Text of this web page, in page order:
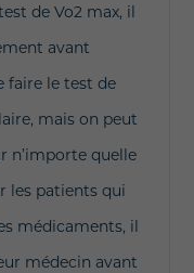
de Vo2 max, il
avant
faire le test de
mais on peut
n’importe quelle
les patients qui
médicaments, il
médecin avant